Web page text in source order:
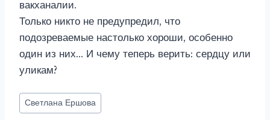
вакханалии.
Только никто не предупредил, что
подозреваемые настолько хороши, особенно
один из них… И чему теперь верить: сердцу или
уликам?
Метки
записи:
Светлана Ершова